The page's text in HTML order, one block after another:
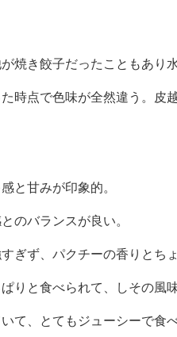
焼き餃子だったこともあり
時点で色味が全然違う。皮
と甘みが印象的。
のバランスが良い。
ぎず、パクチーの香りとち
りと食べられて、しその風
て、とてもジューシーで食